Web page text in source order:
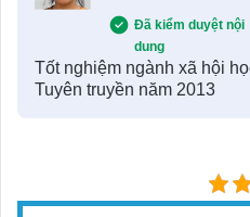
Đã kiểm duyệt nội
dung
Tốt nghiệm ngành xã hội
Tuyên truyền năm 2013